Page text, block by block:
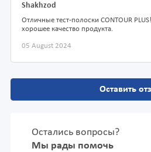
Shakhzod
Отличные тест-полоски CONTOUR
хорошее качество продукта.
05 August 2024
Оставить
Остались вопросы?
Мы рады помочь